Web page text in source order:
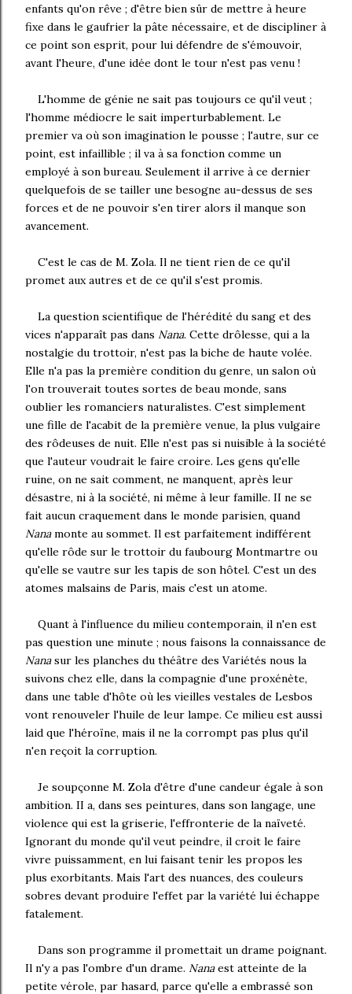
enfants qu'on rêve ; d'être bien sûr de mettre à heure
fixe dans le gaufrier la pâte nécessaire, et de discipliner à
ce point son esprit, pour lui défendre de s'émouvoir,
avant l'heure, d'une idée dont le tour n'est pas venu !
L'homme de génie ne sait pas toujours ce qu'il veut ;
l'homme médiocre le sait imperturbablement. Le
premier va où son imagination le pousse ; l'autre, sur ce
point, est infaillible ; il va à sa fonction comme un
employé à son bureau. Seulement il arrive à ce dernier
quelquefois de se tailler une besogne au-dessus de ses
forces et de ne pouvoir s'en tirer alors il manque son
avancement.
C'est le cas de M. Zola. Il ne tient rien de ce qu'il
promet aux autres et de ce qu'il s'est promis.
La question scientifique de l'hérédité du sang et des
vices n'apparaît pas dans Nana. Cette drôlesse, qui a la
nostalgie du trottoir, n'est pas la biche de haute volée.
Elle n'a pas la première condition du genre, un salon où
l'on trouverait toutes sortes de beau monde, sans
oublier les romanciers naturalistes. C'est simplement
une fille de l'acabit de la première venue, la plus vulgaire
des rôdeuses de nuit. Elle n'est pas si nuisible à la société
que l'auteur voudrait le faire croire. Les gens qu'elle
ruine, on ne sait comment, ne manquent, après leur
désastre, ni à la société, ni même à leur famille. II ne se
fait aucun craquement dans le monde parisien, quand
Nanamonte au sommet. Il est parfaitement indifférent
qu'elle rôde sur le trottoir du faubourg Montmartre ou
qu'elle se vautre sur les tapis de son hôtel. C'est un des
atomes malsains de Paris, mais c'est un atome.
Quant à l'influence du milieu contemporain, il n'en est
pas question une minute ; nous faisons la connaissance de
Nanasur les planches du théâtre des Variétés nous la
suivons chez elle, dans la compagnie d'une proxénète,
dans une table d'hôte où les vieilles vestales de Lesbos
vont renouveler l'huile de leur lampe. Ce milieu est aussi
laid que l'héroïne, mais il ne la corrompt pas plus qu'il
n'en reçoit la corruption.
Je soupçonne M. Zola d'être d'une candeur égale à son
ambition. II a, dans ses peintures, dans son langage, une
violence qui est la griserie, l'effronterie de la naïveté.
Ignorant du monde qu'il veut peindre, il croit le faire
vivre puissamment, en lui faisant tenir les propos les
plus exorbitants. Mais l'art des nuances, des couleurs
sobres devant produire l'effet par la variété lui échappe
fatalement.
Dans son programme il promettait un drame poignant.
Il n'y a pas l'ombre d'un drame. Nanaest atteinte de la
petite vérole, par hasard, parce qu'elle a embrassé son